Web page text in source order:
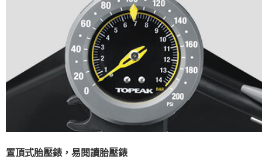
置頂式胎壓錶，易閱讀胎壓錶